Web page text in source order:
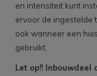
en intensiteit kunt
ervoor de ingestelde
ook wanneer een
gebruikt.
Let op!!